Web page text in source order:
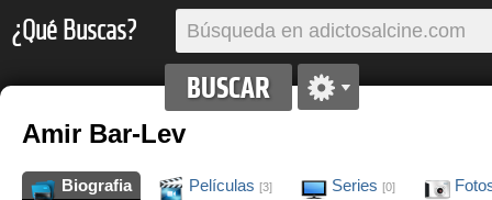
¿Qué Buscas?
Amir Bar-Lev
Biografia Películas [3] Series [0]